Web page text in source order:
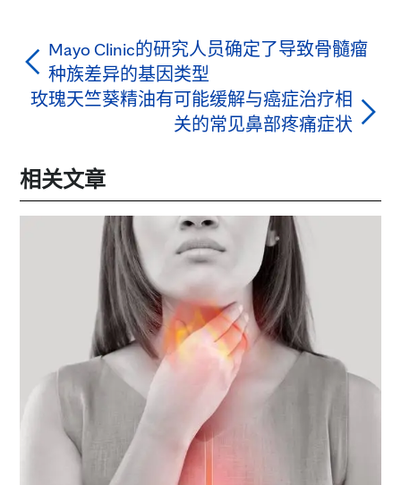
Mayo Clinic的研究人员确定了导致骨髓瘤
种族差异的基因类型
玫瑰天竺葵精油有可能缓解与癌症治疗相
关的常见鼻部疼痛症状
相关文章